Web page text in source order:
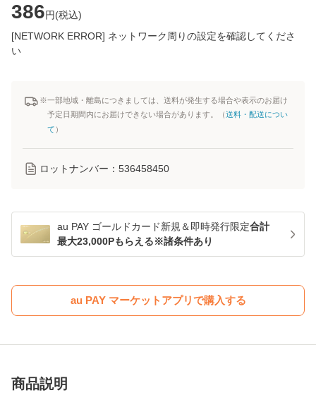
386円(税込)
[NETWORK ERROR] ネットワーク周りの設定を確認してくださ
い
※一部地域・離島につきましては、送料が発生する場合や表示のお届け
予定日期間内にお届けできない場合があります。（送料・配送につい
て ）
ロットナンバー： 536458450
au PAY ゴールドカード新規＆即時発行限定合計
最大23,000Pもらえる※諸条件あり
au PAY マーケットアプリで購入する
商品説明